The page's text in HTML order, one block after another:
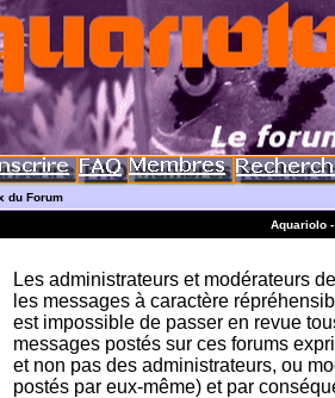
du Forum
Aquariolo
Les administrateurs et modérateurs
les messages à caractère
est impossible de passer en revue
messages postés sur ces forums
et non pas des administrateurs, ou
postés par eux-même) et par